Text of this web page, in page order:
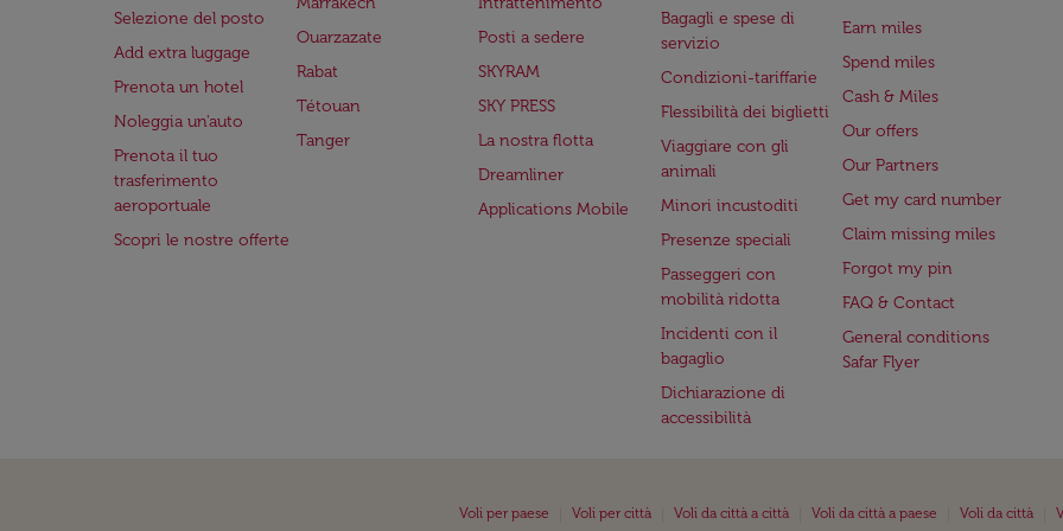
Selezione del posto
Add extra luggage
Prenota un hotel
Noleggia un'auto
Prenota il tuo
trasferimento
aeroportuale
Scopri le nostre offerte
Ouarzazate
Rabat
Tétouan
Tanger
Posti a sedere
SKYRAM
SKY PRESS
La nostra flotta
Dreamliner
Applications Mobile
Bagagli e spese di
servizio
Condizioni-tariffarie
Flessibilità dei biglietti
Viaggiare con gli
animali
Minori incustoditi
Presenze speciali
Passeggeri con
mobilità ridotta
Incidenti con il
bagaglio
Dichiarazione di
accessibilità
Earn miles
Spend miles
Cash & Miles
Our offers
Our Partners
Get my card number
Claim missing miles
Forgot my pin
FAQ & Contact
General conditions
Safar Flyer
Voli per paese Voli per città Voli da città a città Voli da città a paese Voli da città